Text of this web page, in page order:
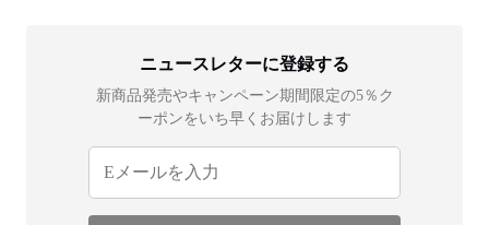
ニュースレターに登録する
新商品発売やキャンペーン期間限定の5％ク
ーポンをいち早くお届けします